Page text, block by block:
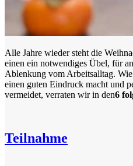
Alle Jahre wieder steht die
einen ein notwendiges Übel, für
Ablenkung vom Arbeitsalltag.
einen guten Eindruck macht und
vermeidet, verraten wir in den6
Teilnahme